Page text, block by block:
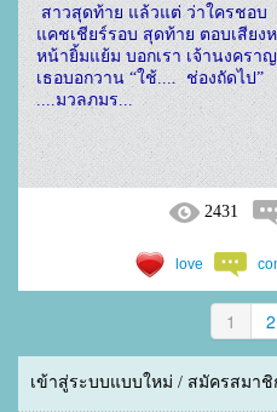
แคชเชียร์รอบ สุดท้าย ตอบเสียง
หน้ายิ้มแย้ม บอกเรา เจ้านงคราญ
เธอบอกวาน “ใช้....  ช่องถัดไป”
....มวลภมร...
2431
love
1 2
เข้าสู่ระบบแบบใหม่ / สมัครสมาชิ